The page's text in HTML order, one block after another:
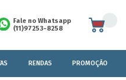
Fale no Whatsapp
(11)97253-8258
RENDAS PROMOÇÃO